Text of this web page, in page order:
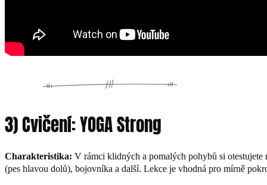
3) Cvičení: YOGA Strong
Charakteristika: V rámci klidných a pomalých pohybů si otestujete
(pes hlavou dolů), bojovníka a další. Lekce je vhodná pro mírně